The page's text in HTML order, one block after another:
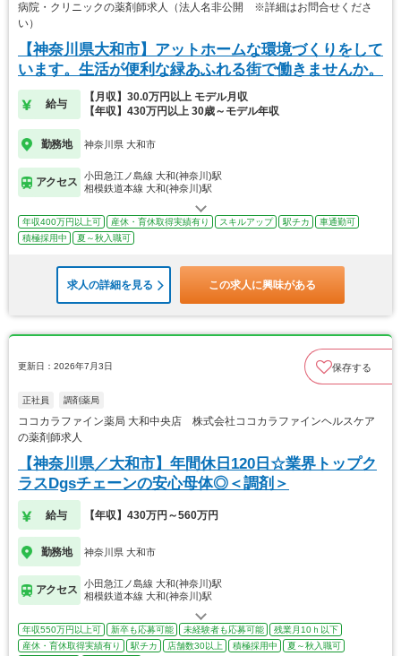
病院・クリニックの薬剤師求人（法人名非公開 ※詳細はお問合せくださ
い）
【神奈川県大和市】アットホームな環境づくりをして
います。生活が便利な緑あふれる街で働きませんか。
給与
【月収】30.0万円以上 モデル月収
【年収】430万円以上 30歳～モデル年収
勤務地 神奈川県 大和市
アクセス
小田急江ノ島線 大和(神奈川)駅
相模鉄道本線 大和(神奈川)駅
年収400万円以上可 産休・育休取得実績有り スキルアップ 駅チカ
車通勤可
積極採用中
夏～秋入職可
求人の詳細を見る この求人に興味がある
更新日：2026年7月3日 保存する
正社員 調剤薬局
ココカラファイン薬局 大和中央店 株式会社ココカラファインヘルスケア
の薬剤師求人
【神奈川県／大和市】年間休日120日☆業界トップク
ラスDgsチェーンの安心母体◎＜調剤＞
給与 【年収】430万円～560万円
勤務地 神奈川県 大和市
アクセス
小田急江ノ島線 大和(神奈川)駅
相模鉄道本線 大和(神奈川)駅
年収550万円以上可 新卒も応募可能 未経験者も応募可能
残業月10ｈ以下
産休・育休取得実績有り
駅チカ 店舗数30以上 積極採用中
夏～秋入職可